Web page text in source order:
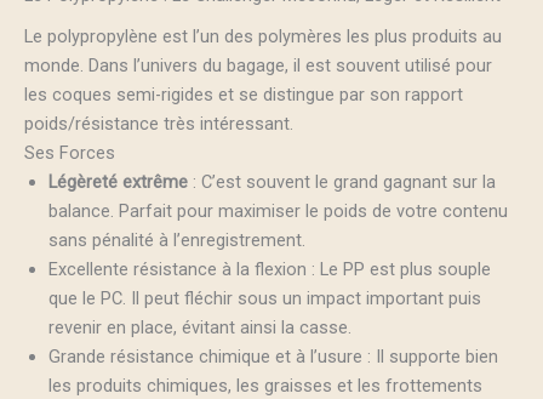
Le polypropylène est l’un des polymères les plus produits au
monde. Dans l’univers du bagage, il est souvent utilisé pour
les coques semi-rigides et se distingue par son rapport
poids/résistance très intéressant.
Ses Forces
Légèreté extrême : C’est souvent le grand gagnant sur la
balance. Parfait pour maximiser le poids de votre contenu
sans pénalité à l’enregistrement.
Excellente résistance à la flexion : Le PP est plus souple
que le PC. Il peut fléchir sous un impact important puis
revenir en place, évitant ainsi la casse.
Grande résistance chimique et à l’usure : Il supporte bien
les produits chimiques, les graisses et les frottements